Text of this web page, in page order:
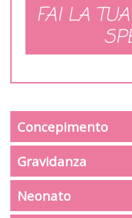
FAI LA
Concepimento
Gravidanza
Neonato